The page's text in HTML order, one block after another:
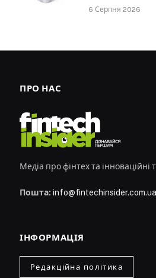
6 Серпня 2026
ПРО НАС
Медіа про фінтех та інноваційні
Пошта: info@fintechinsider.com.ua
ІНФОРМАЦІЯ
Редакційна політика